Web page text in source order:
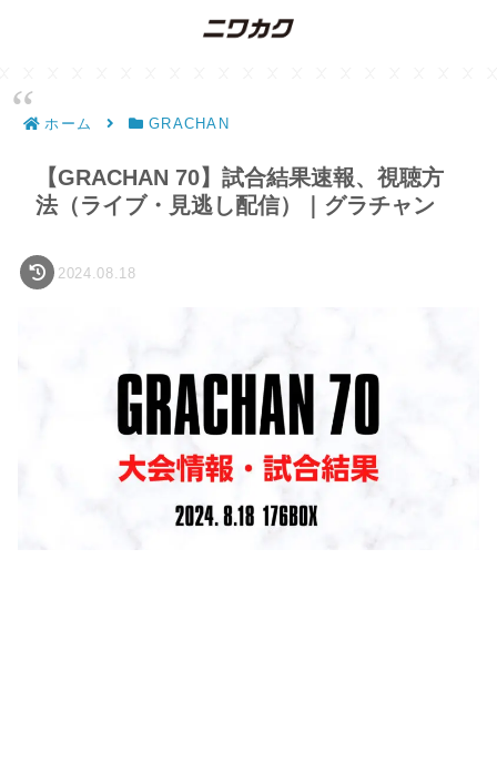
ホーム GRACHAN
【GRACHAN 70】試合結果速報、視聴方
法（ライブ・見逃し配信）｜グラチャン
2024.08.18